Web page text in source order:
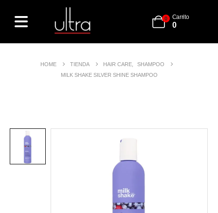
0 Carrito
0
HOME TIENDA HAIR CARE,
SHAMPOO
MILK SHAKE SILVER SHINE SHAMPOO